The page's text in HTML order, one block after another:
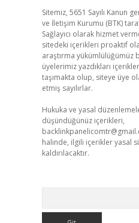
Sitemiz, 5651 Sayılı Kanun
ve İletişim Kurumu (BTK)
Sağlayıcı olarak hizmet
sitedeki içerikleri proaktif
araştırma yükümlülüğümüz
üyelerimiz yazdıkları
taşımakta olup, siteye üye
etmiş sayılırlar.
Hukuka ve yasal
düşündüğünüz içerikleri,
halinde, ilgili içerikler yasal
kaldırılacaktır.